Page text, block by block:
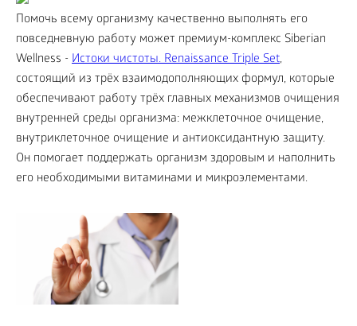
Помочь всему организму качественно выполнять его
повседневную работу может премиум-комплекс Siberian
Wellness - Истоки чистоты. Renaissance Triple Set,
состоящий из трёх взаимодополняющих формул, которые
обеспечивают работу трёх главных механизмов очищения
внутренней среды организма: межклеточное очищение,
внутриклеточное очищение и антиоксидантную защиту.
Он помогает поддержать организм здоровым и наполнить
его необходимыми витаминами и микроэлементами.